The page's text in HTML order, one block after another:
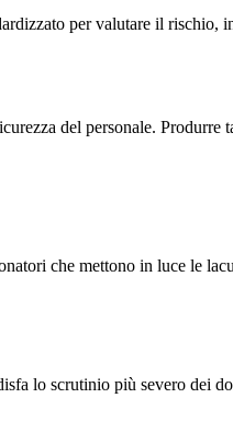
per valutare il rischio,
del personale. Produrre
che mettono in luce le
lo scrutinio più severo dei